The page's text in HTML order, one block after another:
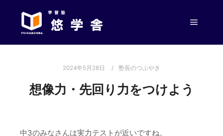
2024年5月28日 塾長のつぶやき
想像力・先回り力をつけよう
中3のみなさんは実力テストが近いですね。